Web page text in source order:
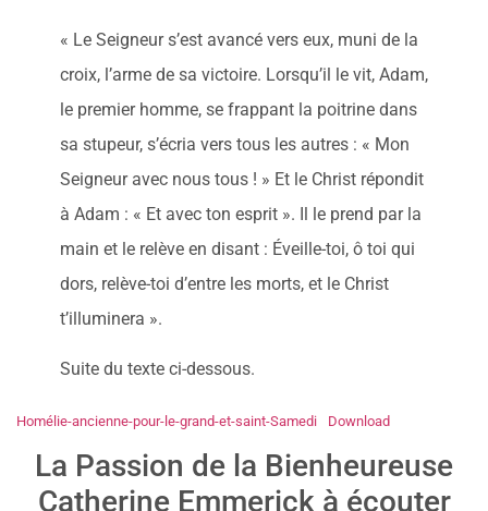
« Le Seigneur s’est avancé vers eux, muni de la
croix, l’arme de sa victoire. Lorsqu’il le vit, Adam,
le premier homme, se frappant la poitrine dans
sa stupeur, s’écria vers tous les autres : « Mon
Seigneur avec nous tous ! » Et le Christ répondit
à Adam : « Et avec ton esprit ». Il le prend par la
main et le relève en disant : Éveille-toi, ô toi qui
dors, relève-toi d’entre les morts, et le Christ
t’illuminera ».
Suite du texte ci-dessous.
Homélie-ancienne-pour-le-grand-et-saint-Samedi Download
La Passion de la Bienheureuse
Catherine Emmerick à écouter